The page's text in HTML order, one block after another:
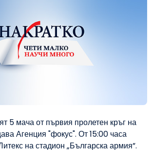
5 мача от първия пролетен кръг на
Агенция "фокус". От 15:00 часа
на стадион „Българска армия”.